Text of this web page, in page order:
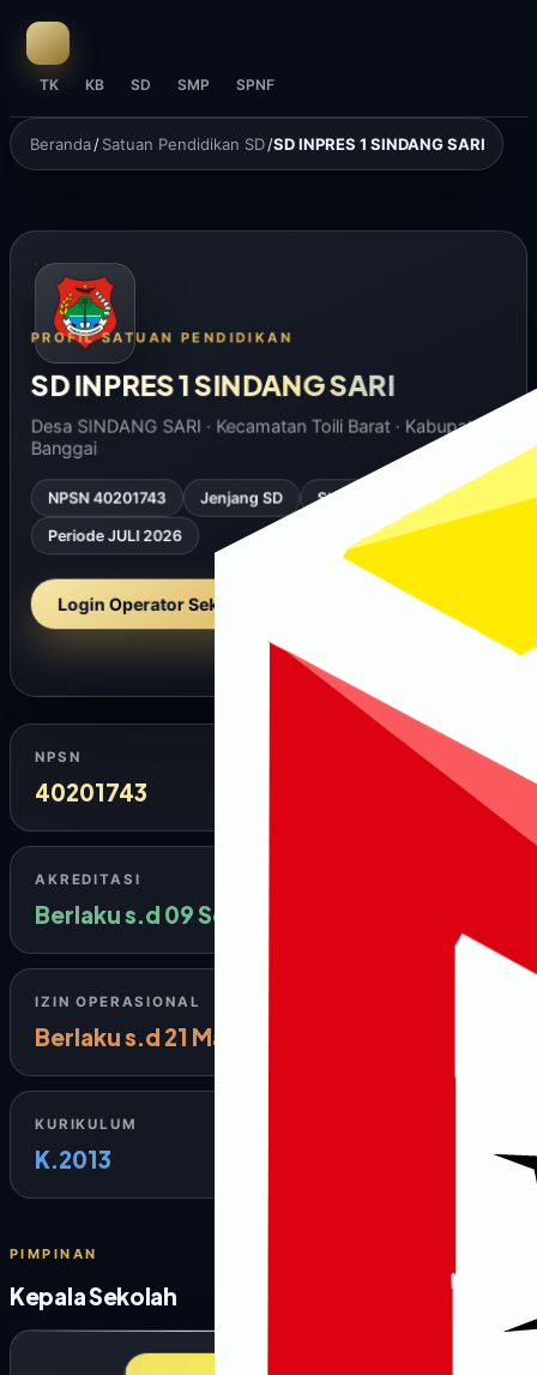
TK KB SD SMP SPNF
Beranda/Satuan Pendidikan SD/SD INPRES 1 SINDANG SARI
PROFIL SATUAN PENDIDIKAN
SD INPRES 1 SINDANG SARI
Desa SINDANG SARI · Kecamatan Toili Barat · Kabupaten
Banggai
NPSN 40201743 Jenjang SD Status Negeri
Login Operator Sekolah →
NPSN
40201743
AKREDITASI
Berlaku s.d 09 September 2024
IZIN OPERASIONAL
Berlaku s.d 21 Maret 2026
KURIKULUM
K.2013
PIMPINAN
Kepala Sekolah